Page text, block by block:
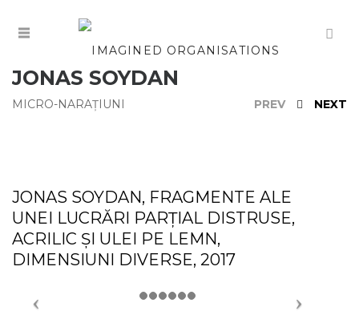
JONAS SOYDAN
MICRO-NARAȚIUNI PREV NEXT
JONAS SOYDAN, FRAGMENTE ALE
UNEI LUCRĂRI PARȚIAL DISTRUSE,
ACRILIC ȘI ULEI PE LEMN,
DIMENSIUNI DIVERSE, 2017